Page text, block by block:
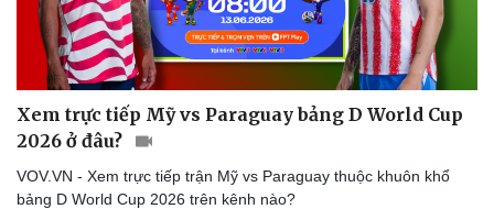
Xem trực tiếp Mỹ vs Paraguay bảng D World Cup
2026 ở đâu?
VOV.VN - Xem trực tiếp trận Mỹ vs Paraguay thuộc khuôn khổ
bảng D World Cup 2026 trên kênh nào?